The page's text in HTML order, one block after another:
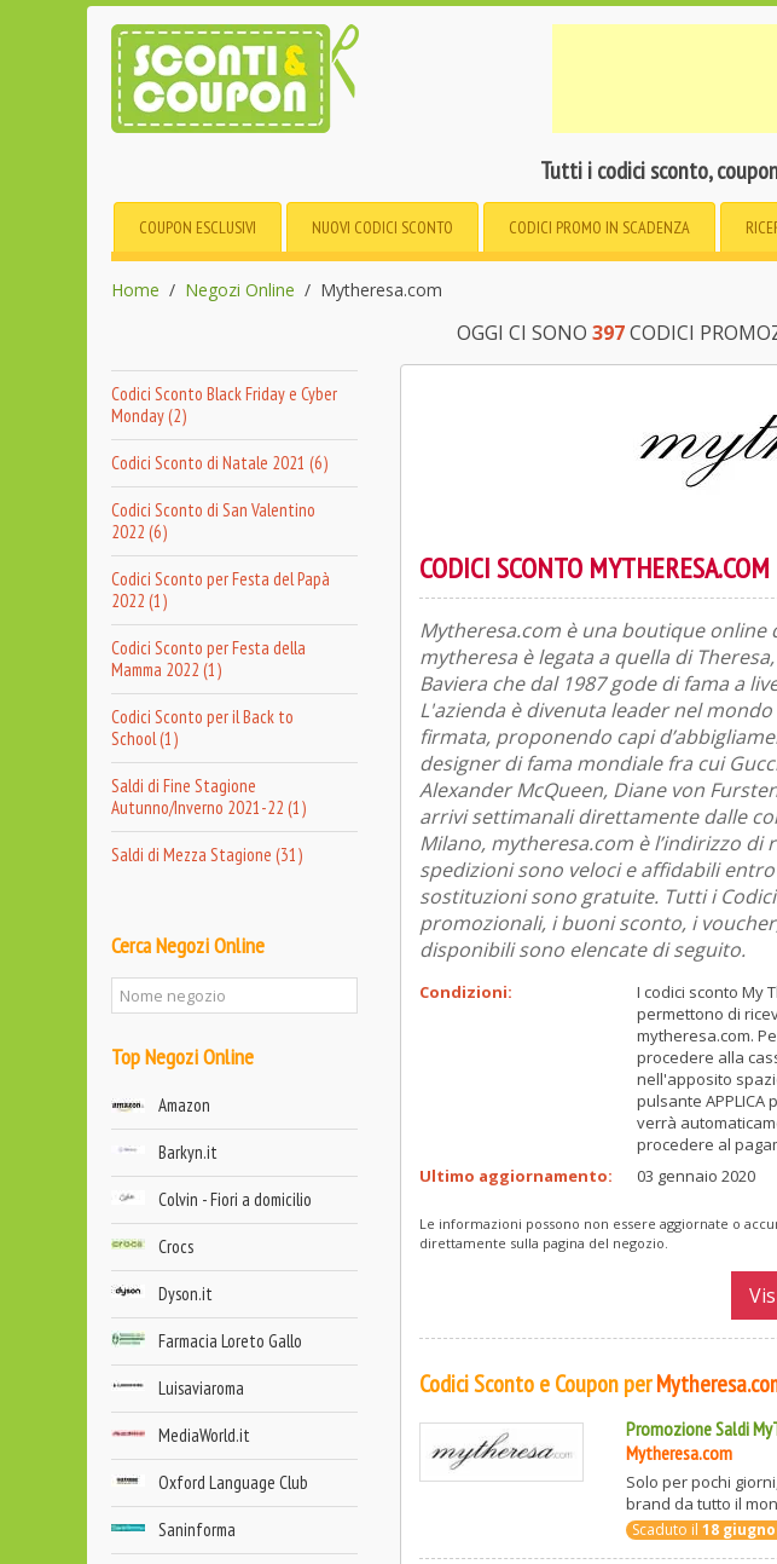
Tutti i codici sconto,
COUPON ESCLUSIVI NUOVI CODICI SCONTO CODICI PROMO IN SCADENZA
Home Negozi Online Mytheresa.com
OGGI CI SONO 397CODICI
Codici Sconto Black Friday e Cyber
Monday (2)
Codici Sconto di Natale 2021 (6)
Codici Sconto di San Valentino
2022 (6)
Codici Sconto per Festa del Papà
2022 (1)
Codici Sconto per Festa della
Mamma 2022 (1)
Codici Sconto per il Back to
School (1)
Saldi di Fine Stagione
Autunno/Inverno 2021-22 (1)
Saldi di Mezza Stagione (31)
Cerca Negozi Online
Top Negozi Online
Amazon
Barkyn.it
Colvin - Fiori a domicilio
Crocs
Dyson.it
Farmacia Loreto Gallo
Luisaviaroma
MediaWorld.it
Oxford Language Club
Saninforma
CODICI SCONTO
Mytheresa.com è una boutique online
mytheresa è legata a quella di
Baviera che dal 1987 gode di fama a
L'azienda è divenuta leader nel
firmata, proponendo capi
designer di fama mondiale fra cui
Alexander McQueen, Diane von
arrivi settimanali direttamente dalle
Milano, mytheresa.com è l’indirizzo
spedizioni sono veloci e affidabili
sostituzioni sono gratuite. Tutti i
promozionali, i buoni sconto, i
disponibili sono elencate di seguito.
Condizioni:
I codici sconto My
permettono di
mytheresa.com.
procedere alla
nell'apposito
pulsante APPLICA
verrà
procedere al
Ultimo aggiornamento:
03 gennaio 2020
Le informazioni possono non essere aggiornate o
direttamente sulla pagina del negozio.
Codici Sconto e Coupon per
Promozione Saldi
Mytheresa.com
Solo per pochi
brand da tutto il
Scaduto il18 giugno